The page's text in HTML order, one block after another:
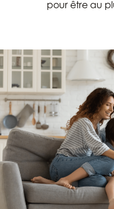
pour être au